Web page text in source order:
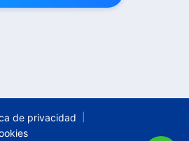
de privacidad